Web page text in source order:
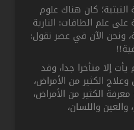
كان هناك علوم
الطاقات: النارية
الآن في عصر نقول:
متأخرا جدا، وقد
من الأمراض،
من الأمراض،
واللسان،